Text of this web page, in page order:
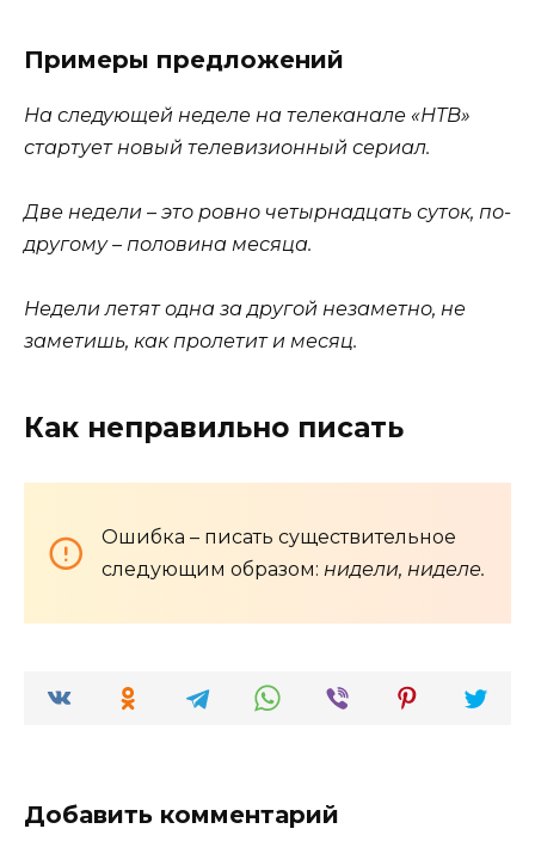
Примеры предложений
На следующей неделе на телеканале «НТВ»
стартует новый телевизионный сериал.
Две недели – это ровно четырнадцать суток, по-
другому – половина месяца.
Недели летят одна за другой незаметно, не
заметишь, как пролетит и месяц.
Как неправильно писать
Ошибка – писать существительное
следующим образом: нидели, ниделе.
Добавить комментарий